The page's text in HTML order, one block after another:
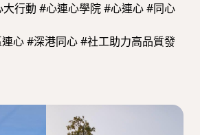
行動 #心連心學院 #心連心 #同心
心 #深港同心 #社工助力高品質發